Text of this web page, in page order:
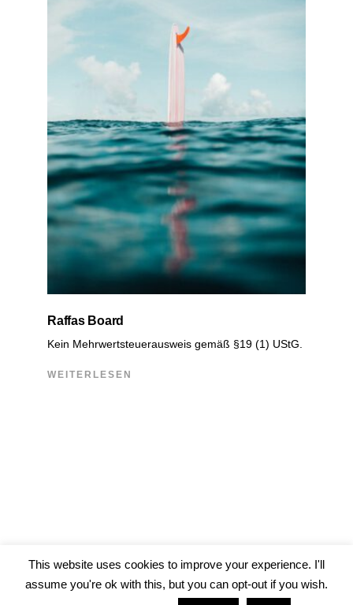
Raffas Board
Kein Mehrwertsteuerausweis gemäß §19 (1) UStG.
WEITERLESEN
/Data Protection
This website uses cookies to improve your experience. I'll
assume you're ok with this, but you can opt-out if you wish.